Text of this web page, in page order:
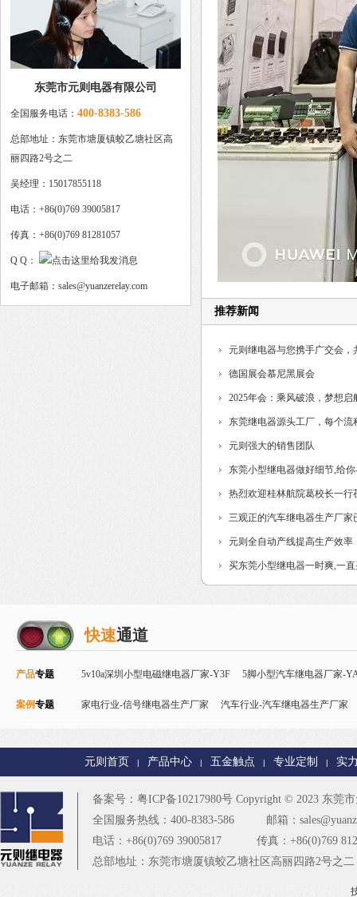
东莞市元则电器有限公司
全国服务电话： 400-8383-586
总部地址：东莞市塘厦镇蛟乙塘社区高
丽四路2号之二
吴经理：15017855118
电话：+86(0)769 39005817
传真：+86(0)769 81281057
Q Q：
电子邮箱：sales@yuanzerelay.com
推荐新闻
元则继电器与您携手广交会，
德国展会慕尼黑展会
2025年会：乘风破浪，梦想启
东莞继电器源头工厂，每个流
制...元则强大的销售团队
东莞小型继电器做好细节,给
热烈欢迎桂林航院葛校长一行
三观正的汽车继电器生产厂家
元则全自动产线提高生产效率
买东莞小型继电器一时爽,一
快速通道
产品专题 5v10a深圳小型电磁继电器厂家-Y3F 5脚小型汽车继电器厂家-
Y32F 磁保持继电器 智能控制继电器-Y90 24v直流信号继电
案例专题 家电行业-信号继电器生产厂家 汽车行业-汽车继电器生产厂家
楼宇安防行业-T90继电器厂家 更多
元则首页 | 产品中心 | 五金触点 | 专业定制 | 实
备案号： 粤ICP备10217980号 Copyright © 2023 东莞
全国服务热线：400-8383-586
邮箱：
电话：+86(0)769 39005817
传真：+86(0)769
总部地址：东莞市塘厦镇蛟乙塘社区高丽四路2号之二